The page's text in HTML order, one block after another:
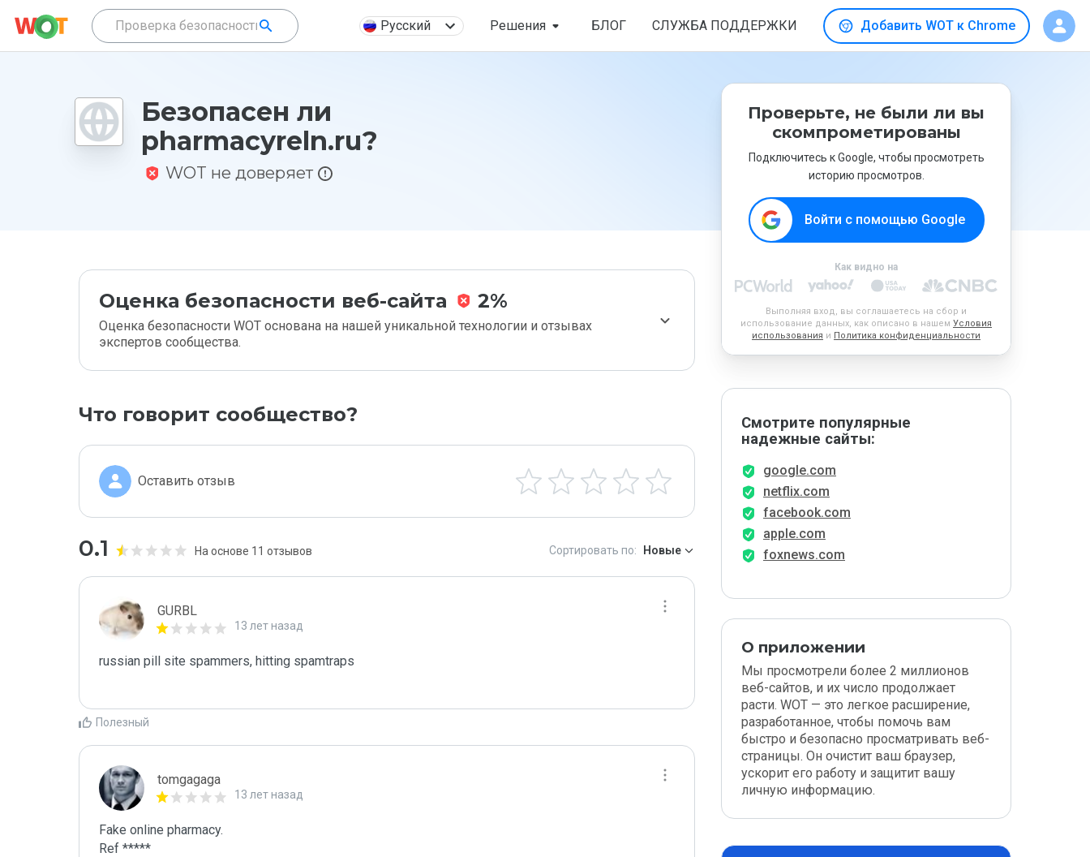
Русский Решения БЛОГ СЛУЖБА ПОДДЕРЖКИ Добавить WOT к Chrome
Безопасен ли
pharmacyreln.ru?
WOT не доверяет
Оценка безопасности веб-сайта 2%
Оценка безопасности WOT основана на нашей уникальной технологии и отзывах
экспертов сообщества.
Что говорит сообщество?
Оставить отзыв
0.1 На основе 11 отзывов Сортировать по: Новые
GURBL
13 лет назад
russian pill site spammers, hitting spamtraps
Полезный
tomgagaga
13 лет назад
Fake online pharmacy.
Ref *****
Проверьте, не были ли вы
скомпрометированы
Подключитесь к Google, чтобы просмотреть
историю просмотров.
Войти с помощью Google
Как видно на
Выполняя вход, вы соглашаетесь на сбор и
использование данных, как описано в нашем Условия
использования и Политика конфиденциальности
Смотрите популярные
надежные сайты:
google.com
netflix.com
facebook.com
apple.com
foxnews.com
О приложении
Мы просмотрели более 2 миллионов
веб-сайтов, и их число продолжает
расти. WOT — это легкое расширение,
разработанное, чтобы помочь вам
быстро и безопасно просматривать веб-
страницы. Он очистит ваш браузер,
ускорит его работу и защитит вашу
личную информацию.